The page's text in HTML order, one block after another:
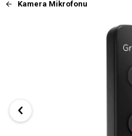
Kamera Mikrofonu